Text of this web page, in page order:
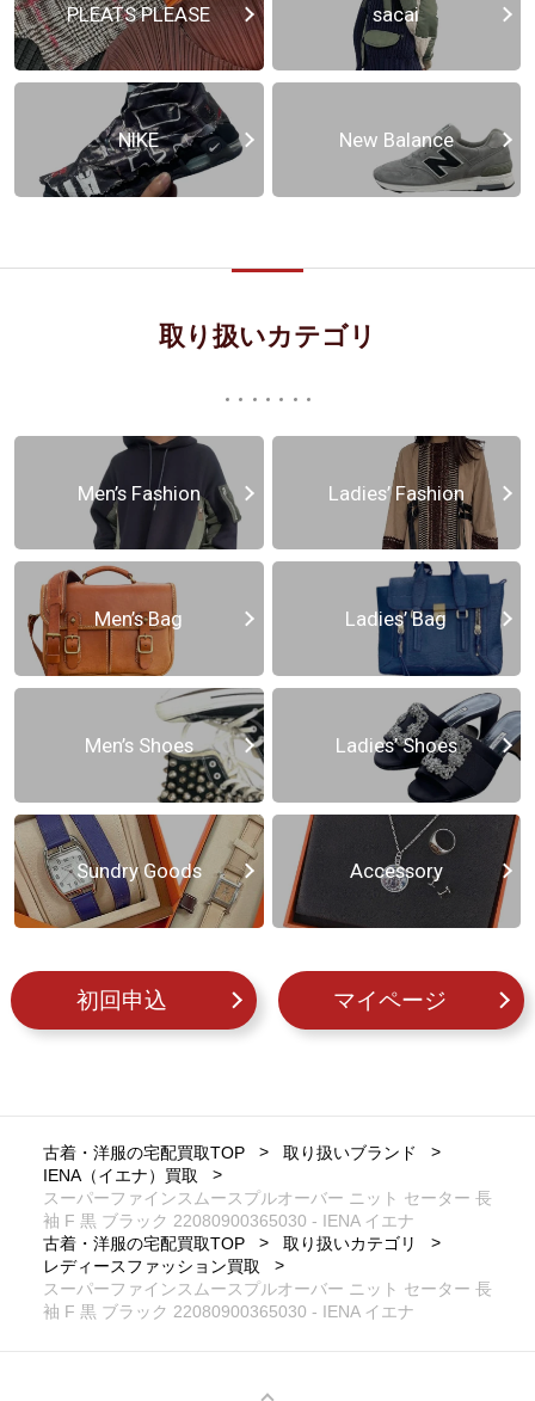
PLEATS PLEASE sacai
NIKE New Balance
取り扱いカテゴリ
Men’s Fashion Ladies’ Fashion
Men’s Bag Ladies’ Bag
Men’s Shoes Ladies’ Shoes
Sundry Goods Accessory
初回申込 マイページ
古着・洋服の宅配買取TOP
取り扱いブランド
IENA（イエナ）買取
スーパーファインスムースプルオーバー ニット セーター 長
袖 F 黒 ブラック 22080900365030 - IENA イエナ
古着・洋服の宅配買取TOP
取り扱いカテゴリ
レディースファッション買取
スーパーファインスムースプルオーバー ニット セーター 長
袖 F 黒 ブラック 22080900365030 - IENA イエナ